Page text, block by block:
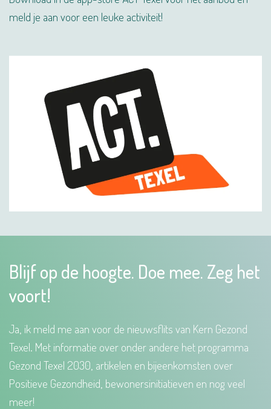
meld je aan voor een leuke activiteit!
Blijf op de hoogte. Doe mee. Zeg het
voort!
Ja, ik meld me aan voor de nieuwsflits van Kern Gezond
Texel. Met informatie over onder andere het programma
Gezond Texel 2030, artikelen en bijeenkomsten over
Positieve Gezondheid, bewonersinitiatieven en nog veel
meer!